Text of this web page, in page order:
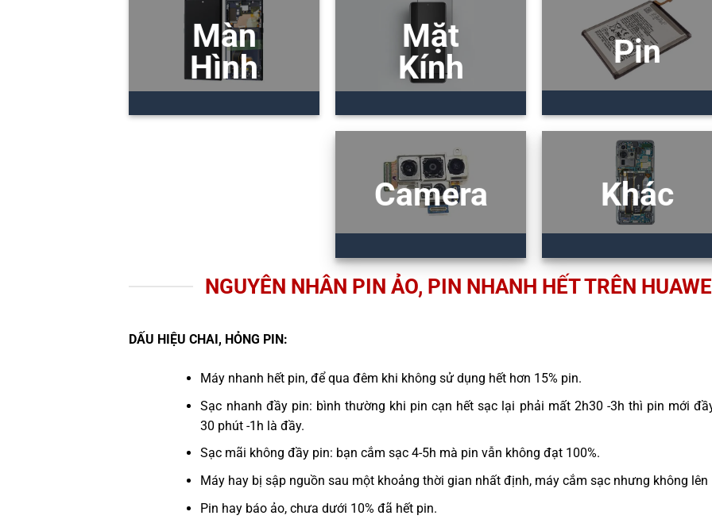
Màn
Hình
Mặt
Kính
Pin
Camera Khác
NGUYÊN NHÂN PIN ẢO, PIN NHANH HẾT TRÊN
DẤU HIỆU CHAI, HỎNG PIN:
Máy nhanh hết pin, để qua đêm khi không sử dụng hết hơn 15% pin.
Sạc nhanh đầy pin: bình thường khi pin cạn hết sạc lại phải mất 2h30 -3h thì pin mới
30 phút -1h là đầy.
Sạc mãi không đầy pin: bạn cắm sạc 4-5h mà pin vẫn không đạt 100%.
Máy hay bị sập nguồn sau một khoảng thời gian nhất định, máy cắm sạc nhưng không lên
Pin hay báo ảo, chưa dưới 10% đã hết pin.